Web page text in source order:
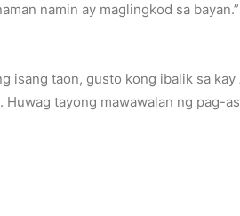
namin ay maglingkod sa
isang taon, gusto kong ibalik sa
tayong mawawalan ng pag-